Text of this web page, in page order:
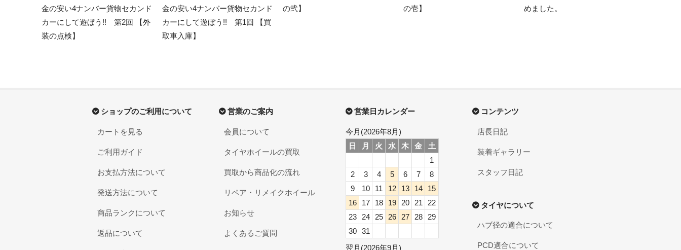
金の安い4ナンバー貨物セカンド
カーにして遊ぼう!! 第2回 【外
装の点検】
金の安い4ナンバー貨物セカンド
カーにして遊ぼう!! 第1回 【買
取車入庫】
の弐】
の壱】
めました。
ショップのご利用について
カートを見る
ご利用ガイド
お支払方法について
発送方法について
商品ランクについて
返品について
営業のご案内
会員について
タイヤホイールの買取
買取から商品化の流れ
リペア・リメイクホイール
お知らせ
よくあるご質問
コンテンツ
店長日記
装着ギャラリー
スタッフ日記
タイヤについて
ハブ径の適合について
PCD適合について
営業日カレンダー
今月(2026年8月)
日
月 火 水 木 金
土
1
2
3 4 5 6 7
8
9
10 11 12 13 14
15
16
17 18 19 20 21
22
23
24 25 26 27 28
29
30
31
翌月(2026年9月)